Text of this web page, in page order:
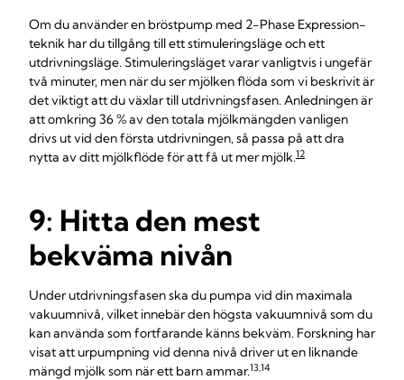
Om du använder en bröstpump med 2-Phase Expression-
teknik har du tillgång till ett stimuleringsläge och ett
utdrivningsläge. Stimuleringsläget varar vanligtvis i ungefär
två minuter, men när du ser mjölken flöda som vi beskrivit är
det viktigt att du växlar till utdrivningsfasen. Anledningen är
att omkring 36 % av den totala mjölkmängden vanligen
drivs ut vid den första utdrivningen, så passa på att dra
nytta av ditt mjölkflöde för att få ut mer mjölk.12
9: Hitta den mest
bekväma nivån
Under utdrivningsfasen ska du pumpa vid din maximala
vakuumnivå, vilket innebär den högsta vakuumnivå som du
kan använda som fortfarande känns bekväm. Forskning har
visat att urpumpning vid denna nivå driver ut en liknande
mängd mjölk som när ett barn ammar.13,14